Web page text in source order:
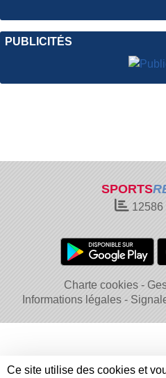
PUBLICITÉS
SPORTS
12586
Charte cookies
Informations légales
Ce site utilise des cookies et